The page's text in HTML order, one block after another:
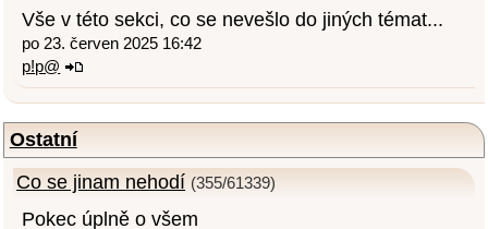
Vše v této sekci, co se nevešlo do jiných témat...
po 23. červen 2025 16:42
p!p@
Ostatní
Co se jinam nehodí (355/61339)
Pokec úplně o všem